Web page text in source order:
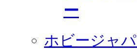
ー
ホビージャ